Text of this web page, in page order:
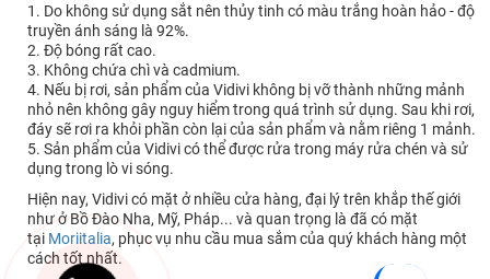
1. Do không sử dụng sắt nên thủy tinh có màu trắng hoàn hảo - độ
truyền ánh sáng là 92%.
2. Độ bóng rất cao.
3. Không chứa chì và cadmium.
4. Nếu bị rơi, sản phẩm của Vidivi không bị vỡ thành những mảnh
nhỏ nên không gây nguy hiểm trong quá trình sử dụng. Sau khi rơi,
đáy sẽ rơi ra khỏi phần còn lại của sản phẩm và nằm riêng 1 mảnh.
5. Sản phẩm của Vidivi có thể được rửa trong máy rửa chén và sử
dụng trong lò vi sóng.
Hiện nay, Vidivi có mặt ở nhiều cửa hàng, đại lý trên khắp thế giới
như ở Bồ Đào Nha, Mỹ, Pháp... và quan trọng là đã có mặt
tại Moriitalia, phục vụ nhu cầu mua sắm của quý khách hàng một
cách tốt nhất.